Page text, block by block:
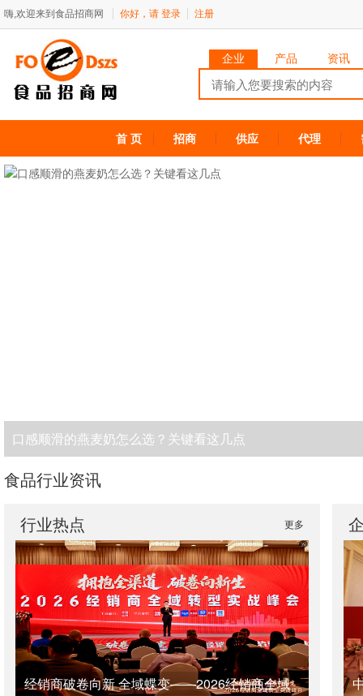
嗨,欢迎来到食品招商网 你好，请 登录 注册
企业 产品 资讯
首 页 招商 供应 代理
口感顺滑的燕麦奶怎么选？关键看这几点
食品行业资讯
更多
行业热点
经销商破卷向新 全域蝶变——2026经销商全域